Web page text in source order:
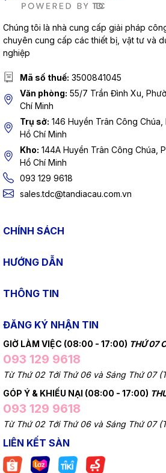
Chúng tôi là nhà cung cấp giải pháp
chuyên cung cấp các thiết bị, vật tư và
nghiệp
Mã số thuế: 3500841045
Văn phòng: 55/7 Trần Đình Xu,
Chí Minh
Trụ sở: 146 Huyền Trân Công
Hồ Chí Minh
Kho: 144A Huyền Trân Công Chúa,
Hồ Chí Minh
093 129 9618
sales.tdc@tandiacau.com.vn
CHÍNH SÁCH
HƯỚNG DẪN
THÔNG TIN
ĐĂNG KÝ NHẬN TIN
GIỜ LÀM VIỆC (08:00 - 17:00) THỨ 07
093 129 9618
Từ Thứ 02 Tới Thứ 06 và Sáng Thứ 07
GÓP Ý & KHIẾU NẠI (08:00 - 17:00)
093 129 9618
Từ Thứ 02 Tới Thứ 06 và Sáng Thứ 07
LIÊN KẾT SÀN